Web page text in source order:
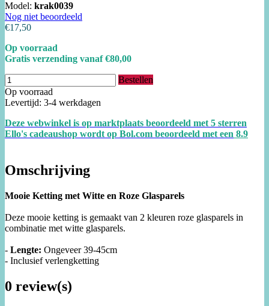
Model: krak0039
Nog niet beoordeeld
€17,50
Op voorraad
Gratis verzending vanaf €80,00
Bestellen
Op voorraad
Levertijd: 3-4 werkdagen
Deze webwinkel is op marktplaats beoordeeld met 5 sterren
Ello's cadeaushop wordt op Bol.com beoordeeld met een 8.9
Omschrijving
Mooie Ketting met Witte en Roze Glasparels
Deze mooie ketting is gemaakt van 2 kleuren roze glasparels in
combinatie met witte glasparels.
- Lengte: Ongeveer 39-45cm
- Inclusief verlengketting
0 review(s)